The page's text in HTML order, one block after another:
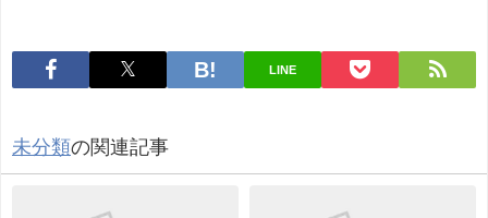
LINE
未分類の関連記事